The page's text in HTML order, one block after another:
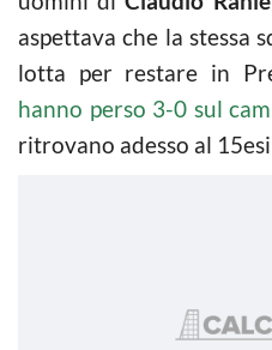
aspettava che la stessa
lotta per restare in
hanno perso 3-0 sul
ritrovano adesso al